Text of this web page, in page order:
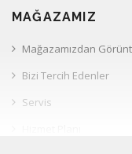
MAĞAZAMIZ
Mağazamızdan
Bizi Tercih Edenler
Servis